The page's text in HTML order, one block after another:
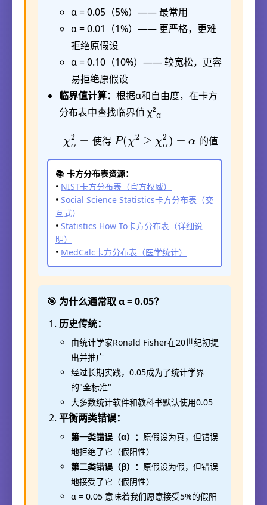
α = 0.05（5%）—— 最常用
α = 0.01（1%）—— 更严格，更难
拒绝原假设
α = 0.10（10%）—— 较宽松，更容
易拒绝原假设
临界值计算： 根据α和自由度，在卡方
分布表中查找临界值 χ²α
使得 的 值
χ =使得P χ2≥ α2) 的值
📚 卡方分布表资源：
• NIST卡方分布表（官方权威）
• Social Science Statistics卡方分布表（交
互式）
• Statistics How To卡方分布表（详细说
明）
• MedCalc卡方分布表（医学统计）
🎯 为什么通常取 α = 0.05？
历史传统：
由统计学家Ronald Fisher在20世纪初提
出并推广
经过长期实践，0.05成为了统计学界
的"金标准"
大多数统计软件和教科书默认使用0.05
平衡两类错误：
第一类错误（α）： 原假设为真，但错误
地拒绝了它（假阳性）
第二类错误（β）： 原假设为假，但错误
地接受了它（假阴性）
α = 0.05 意味着我们愿意接受5%的假阳